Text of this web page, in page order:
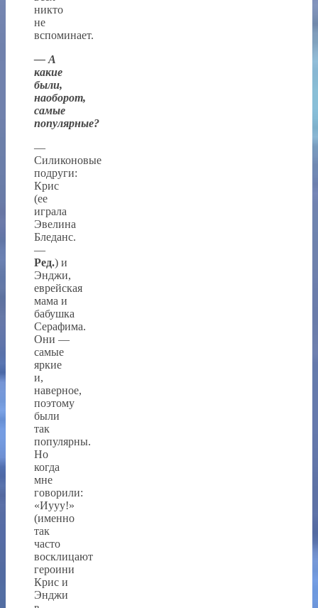
никто
не
вспоминает.
— А
какие
были,
наоборот,
самые
популярные?
—
Силиконовые
подруги:
Крис
(ее
играла
Эвелина
Бледанс.
—
Ред.) и
Энджи,
еврейская
мама и
бабушка
Серафима.
Они —
самые
яркие
и,
наверное,
поэтому
были
так
популярны.
Но
когда
мне
говорили:
«Иууу!»
(именно
так
часто
восклицают
героини
Крис и
Энджи